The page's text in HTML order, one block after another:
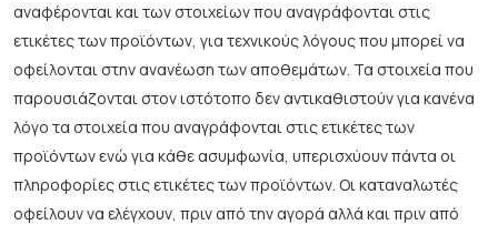
αναφέρονται και των στοιχείων που αναγράφονται στις
ετικέτες των προϊόντων, για τεχνικούς λόγους που μπορεί να
οφείλονται στην ανανέωση των αποθεμάτων. Τα στοιχεία που
παρουσιάζονται στον ιστότοπο δεν αντικαθιστούν για κανένα
λόγο τα στοιχεία που αναγράφονται στις ετικέτες των
προϊόντων ενώ για κάθε ασυμφωνία, υπερισχύουν πάντα οι
πληροφορίες στις ετικέτες των προϊόντων. Οι καταναλωτές
οφείλουν να ελέγχουν, πριν από την αγορά αλλά και πριν από